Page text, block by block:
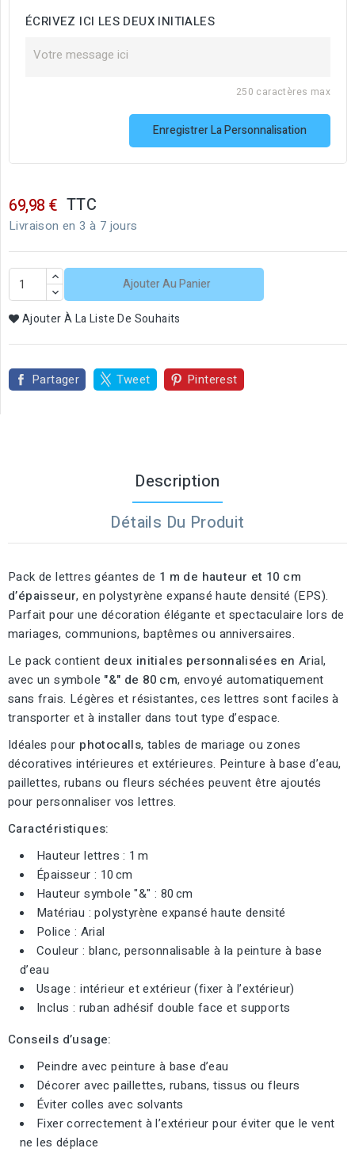
ÉCRIVEZ ICI LES DEUX INITIALES
250 caractères max
Enregistrer La Personnalisation
69,98 € TTC
Livraison en 3 à 7 jours
Ajouter Au Panier
Ajouter À La Liste De Souhaits
Partager Tweet Pinterest
Description
Détails Du Produit
Pack de lettres géantes de 1 m de hauteur et 10 cm
d’épaisseur, en polystyrène expansé haute densité (EPS).
Parfait pour une décoration élégante et spectaculaire lors de
mariages, communions, baptêmes ou anniversaires.
Le pack contient deux initiales personnalisées enArial,
avec un symbole "&" de 80 cm, envoyé automatiquement
sans frais. Légères et résistantes, ces lettres sont faciles à
transporter et à installer dans tout type d’espace.
Idéales pour photocalls, tables de mariage ou zones
décoratives intérieures et extérieures. Peinture à base d’eau,
paillettes, rubans ou fleurs séchées peuvent être ajoutés
pour personnaliser vos lettres.
Caractéristiques:
Hauteur lettres : 1 m
Épaisseur : 10 cm
Hauteur symbole "&" : 80 cm
Matériau : polystyrène expansé haute densité
Police : Arial
Couleur : blanc, personnalisable à la peinture à base
d’eau
Usage : intérieur et extérieur (fixer à l’extérieur)
Inclus : ruban adhésif double face et supports
Conseils d’usage:
Peindre avec peinture à base d’eau
Décorer avec paillettes, rubans, tissus ou fleurs
Éviter colles avec solvants
Fixer correctement à l’extérieur pour éviter que le vent
ne les déplace